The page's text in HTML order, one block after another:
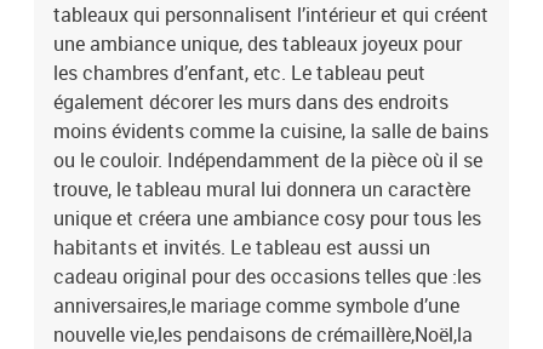
tableaux qui personnalisent l’intérieur et qui créent
une ambiance unique, des tableaux joyeux pour
les chambres d’enfant, etc. Le tableau peut
également décorer les murs dans des endroits
moins évidents comme la cuisine, la salle de bains
ou le couloir. Indépendamment de la pièce où il se
trouve, le tableau mural lui donnera un caractère
unique et créera une ambiance cosy pour tous les
habitants et invités. Le tableau est aussi un
cadeau original pour des occasions telles que :les
anniversaires,le mariage comme symbole d’une
nouvelle vie,les pendaisons de crémaillère,Noël,la